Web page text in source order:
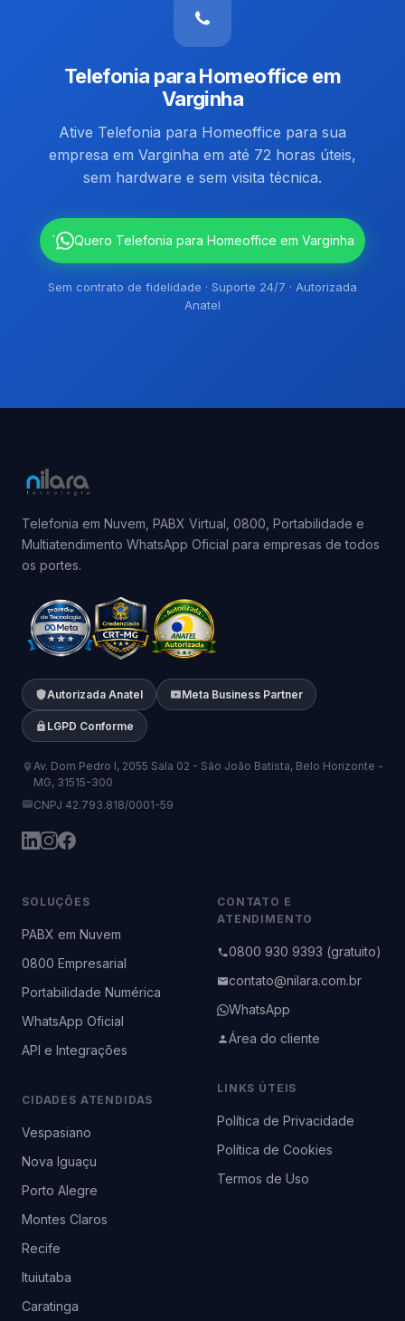
Telefonia para Homeoffice em
Varginha
Ative Telefonia para Homeoffice para sua
empresa em Varginha em até 72 horas úteis,
sem hardware e sem visita técnica.
` Quero Telefonia para Homeoffice em Varginha
Sem contrato de fidelidade · Suporte 24/7 · Autorizada
Anatel
Telefonia em Nuvem, PABX Virtual, 0800, Portabilidade e
Multiatendimento WhatsApp Oficial para empresas de todos
os portes.
Autorizada Anatel Meta Business Partner
LGPD Conforme
Av. Dom Pedro I, 2055 Sala 02 - São João Batista, Belo Horizonte -
MG, 31515-300
CNPJ 42.793.818/0001-59
SOLUÇÕES
PABX em Nuvem
0800 Empresarial
Portabilidade Numérica
WhatsApp Oficial
API e Integrações
CIDADES ATENDIDAS
Vespasiano
Nova Iguaçu
Porto Alegre
Montes Claros
Recife
Ituiutaba
Caratinga
CONTATO E
ATENDIMENTO
0800 930 9393 (gratuito)
contato@nilara.com.br
WhatsApp
Área do cliente
LINKS ÚTEIS
Política de Privacidade
Política de Cookies
Termos de Uso